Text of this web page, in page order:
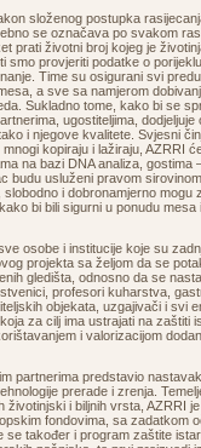
složenog postupka
se označava po svakom
prati životni broj kojeg je
smo provjeriti podatke o
Time su osigurani svi
a sve sa namjerom
Sukladno tome, kako bi se
ugostiteljima, dodjeljuje
i njegove kvalitete. Svjesni
kopiraju i lažiraju, AZRRI
na bazi DNA analiza, gostima
budu usluženi pravom
i dobronamjerno mogu
bi bili sigurni u ponudu mesa
osobe i institucije koje su
projekta sa željom da se
gledišta, odnosno da se
profesori kuharstva,
objekata, uzgajivači i svi
za cilj ima ustrajati na zaštiti
i valorizacijom
partnerima predstavio
prerade i zrenja.
životinjski i biljnih vrsta, AZRRI
fondovima, sa zadatkom
se također i program zaštite